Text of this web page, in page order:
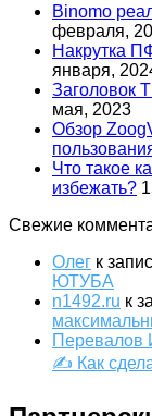
Binomo
февраля,
Накрутка
января,
Заголовок
мая, 2023
Обзор
Что такое
избежать?
Свежие
Олег к
ЮТУБА
n1492.ru к
Перевалов
✍ Как